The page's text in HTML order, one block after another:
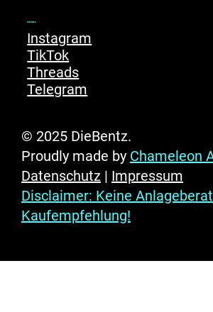
Instagram
TikTok
Threads
Telegram
© 2025 DieBentz.
Proudly made by Chameleon
Datenschutz | Impressum
Disclaimer: Keine
Kaufempfehlung!